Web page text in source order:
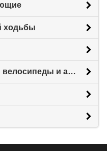
ходьбы
Скейты ролики самокаты велосипеды и аксессуары